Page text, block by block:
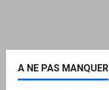
A NE PAS MANQUER